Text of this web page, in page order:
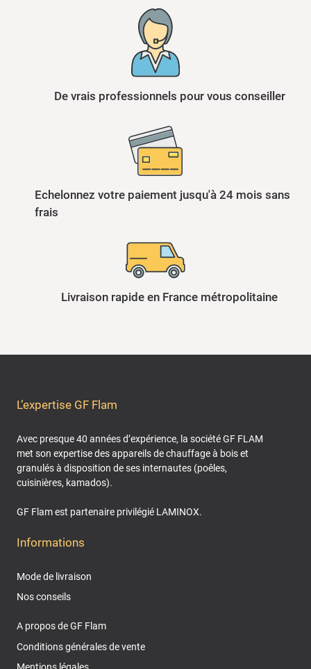
De vrais professionnels pour vous conseiller
Echelonnez votre paiement jusqu'à 24 mois sans
frais
Livraison rapide en France métropolitaine
L’expertise GF Flam
Avec presque 40 années d’expérience, la société GF FLAM
met son expertise des appareils de chauffage à bois et
granulés à disposition de ses internautes (poêles,
cuisinières, kamados).
GF Flam est partenaire privilégié LAMINOX.
Informations
Mode de livraison
Nos conseils
A propos de GF Flam
Conditions générales de vente